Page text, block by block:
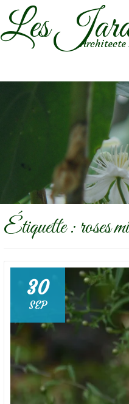
Les Architecte
Étiquette : roses
30
SEP